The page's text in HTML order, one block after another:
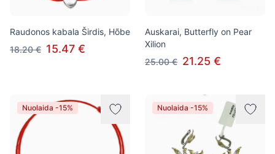
Raudonos kabala Širdis, Hõbe
18.20 € 15.47 €
Auskarai, Butterfly on Pear
Xilion
25.00 € 21.25 €
Nuolaida -15% Nuolaida -15%